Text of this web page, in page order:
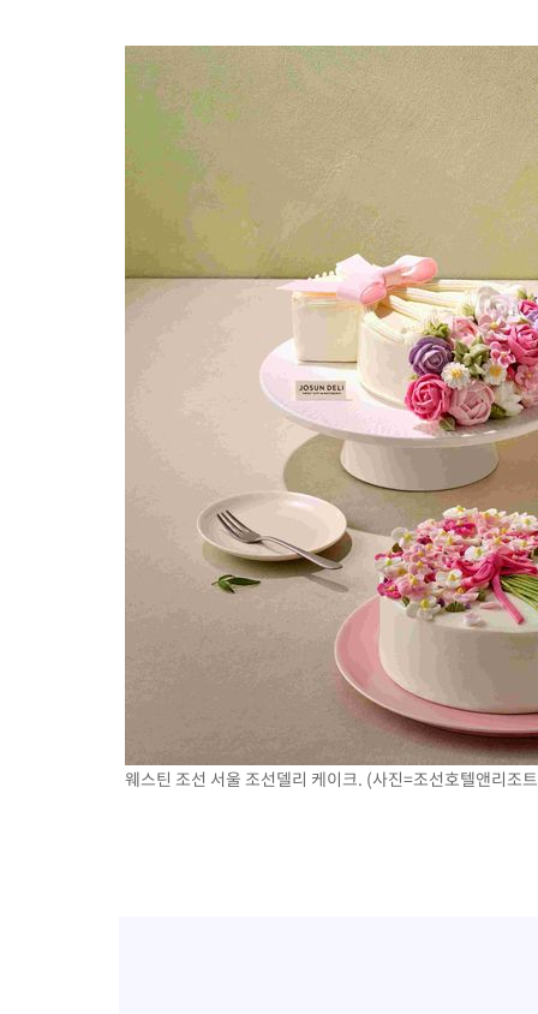
웨스틴 조선 서울 조선델리 케이크. (사진=조선호텔앤리조